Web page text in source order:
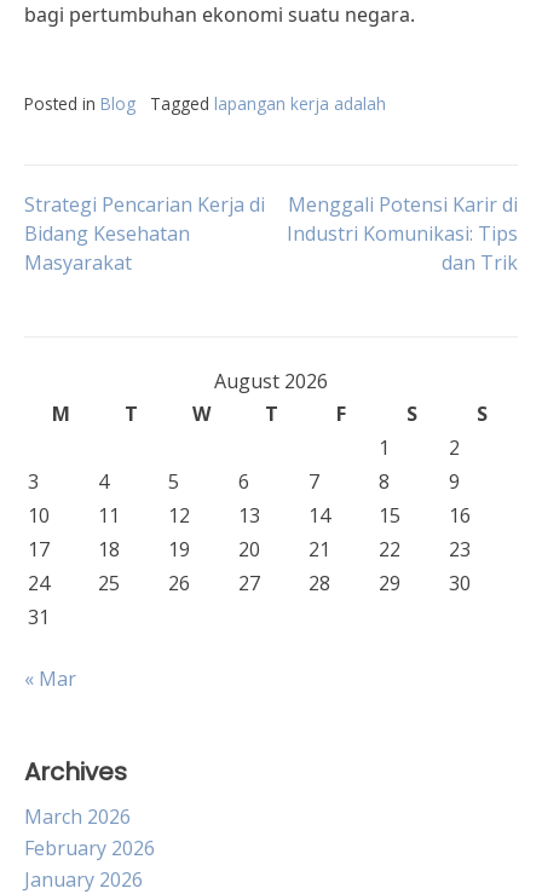
bagi pertumbuhan ekonomi suatu negara.
Posted in Blog Tagged lapangan kerja adalah
Post
navigation
Strategi Pencarian Kerja di
Bidang Kesehatan
Masyarakat
Menggali Potensi Karir di
Industri Komunikasi: Tips
dan Trik
August 2026
M
T W T F S
S
1
2
3
4 5 6 7 8
9
10
11 12 13 14 15
16
17
18 19 20 21 22
23
24
25 26 27 28 29
30
31
« Mar
Archives
March 2026
February 2026
January 2026